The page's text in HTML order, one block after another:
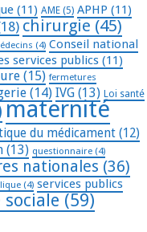
(11) AME (5) APHP (11)
chirurgie (45)
(4) Conseil national
services publics (11)
(15) fermetures
(14) IVG (13) Loi santé
maternité
du médicament (12)
(13) questionnaire (4)
nationales (36)
(4) services publics
(59)